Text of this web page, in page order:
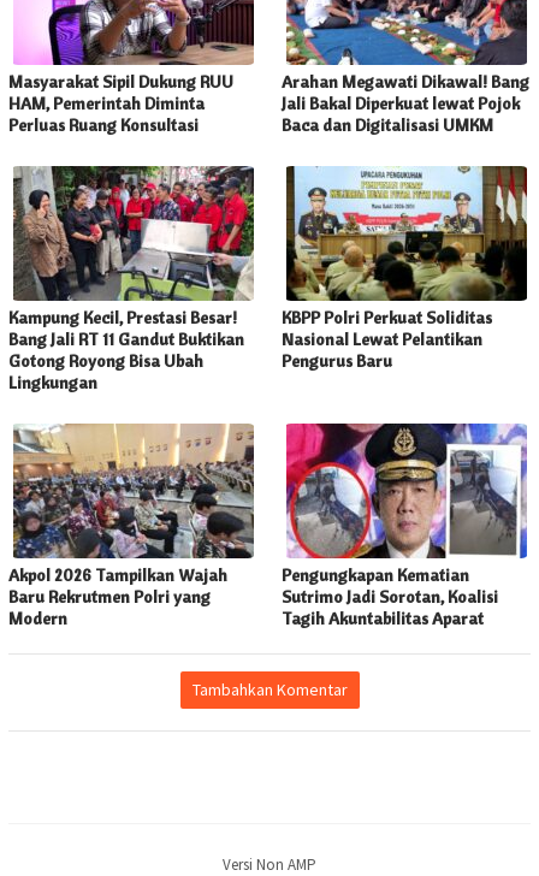
Masyarakat Sipil Dukung RUU
HAM, Pemerintah Diminta
Perluas Ruang Konsultasi
Arahan Megawati Dikawal! Bang
Jali Bakal Diperkuat lewat Pojok
Baca dan Digitalisasi UMKM
Kampung Kecil, Prestasi Besar!
Bang Jali RT 11 Gandut Buktikan
Gotong Royong Bisa Ubah
Lingkungan
KBPP Polri Perkuat Soliditas
Nasional Lewat Pelantikan
Pengurus Baru
Akpol 2026 Tampilkan Wajah
Baru Rekrutmen Polri yang
Modern
Pengungkapan Kematian
Sutrimo Jadi Sorotan, Koalisi
Tagih Akuntabilitas Aparat
Tambahkan Komentar
Versi Non AMP